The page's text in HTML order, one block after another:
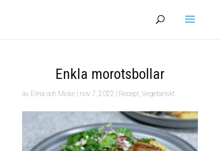
Enkla morotsbollar
av Elina och Micke| nov 7, 2022 Recept, Vegetariskt